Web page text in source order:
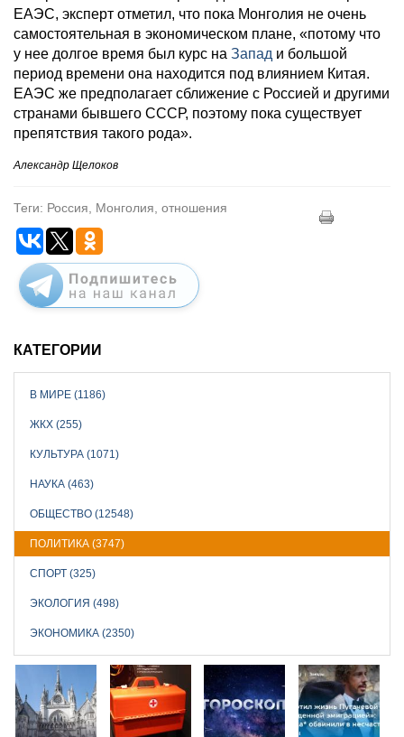
ЕАЭС, эксперт отметил, что пока Монголия не очень
самостоятельная в экономическом плане, «потому что
у нее долгое время был курс на Запад и большой
период времени она находится под влиянием Китая.
ЕАЭС же предполагает сближение с Россией и другими
странами бывшего СССР, поэтому пока существует
препятствия такого рода».
Александр Щелоков
Теги: Россия, Монголия, отношения
КАТЕГОРИИ
В МИРЕ (1186)
ЖКХ (255)
КУЛЬТУРА (1071)
НАУКА (463)
ОБЩЕСТВО (12548)
ПОЛИТИКА (3747)
СПОРТ (325)
ЭКОЛОГИЯ (498)
ЭКОНОМИКА (2350)